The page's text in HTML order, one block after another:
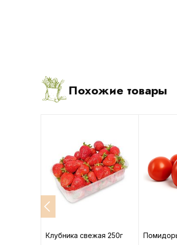
Похожие товары
Клубника свежая 250г